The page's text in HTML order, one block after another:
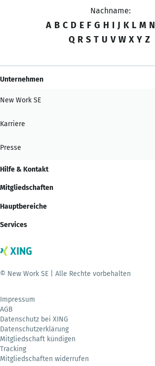
Nachname:
A B C D E F G H I J K L M N
Q R S T U V W X Y Z
Unternehmen
New Work SE
Karriere
Presse
Hilfe & Kontakt
Mitgliedschaften
Hauptbereiche
Services
© New Work SE | Alle Rechte vorbehalten
Impressum
AGB
Datenschutz bei XING
Datenschutzerklärung
Mitgliedschaft kündigen
Tracking
Mitgliedschaften widerrufen